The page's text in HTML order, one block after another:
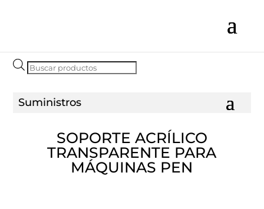
Búsqueda
SOPORTE ACRÍLICO
TRANSPARENTE PARA
MÁQUINAS PEN